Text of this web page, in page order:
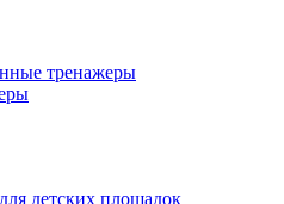
тренажеры
детских площадок